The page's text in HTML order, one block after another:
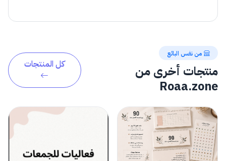
من نفس البائع
منتجات أخرى من
Roaa.zone
كل المنتجات